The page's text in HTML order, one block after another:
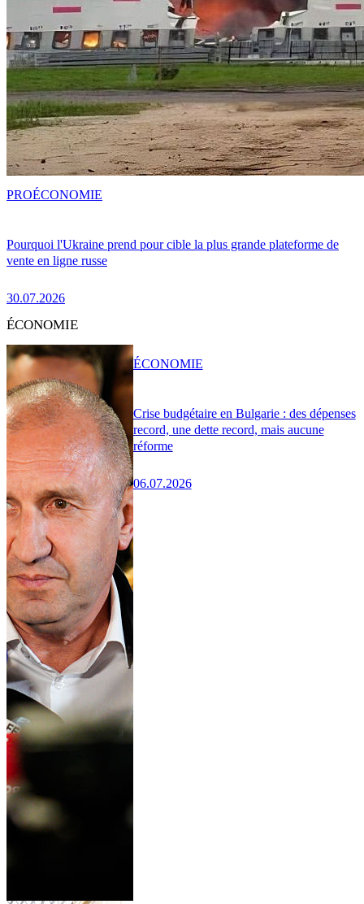
Pourquoi l'Ukraine prend pour cible la plus grande plateforme de
vente en ligne russe
30.07.2026
PROÉCONOMIE
ÉCONOMIE
Crise budgétaire en Bulgarie : des dépenses
record, une dette record, mais aucune
réforme
06.07.2026
ÉCONOMIE